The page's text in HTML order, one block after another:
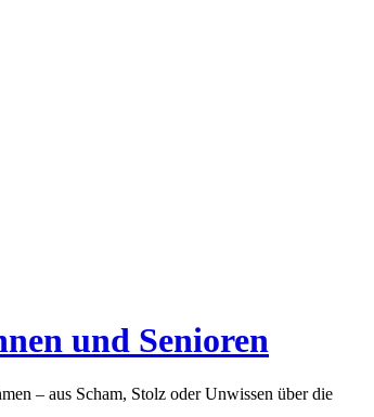
und Senioren
– aus Scham, Stolz oder Unwissen über die